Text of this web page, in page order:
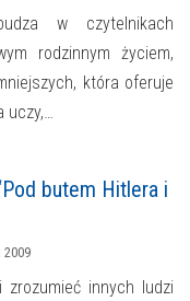
w czytelnikach
rodzinnym życiem,
która oferuje
uczy,…
butem Hitlera i
zrozumieć innych ludzi